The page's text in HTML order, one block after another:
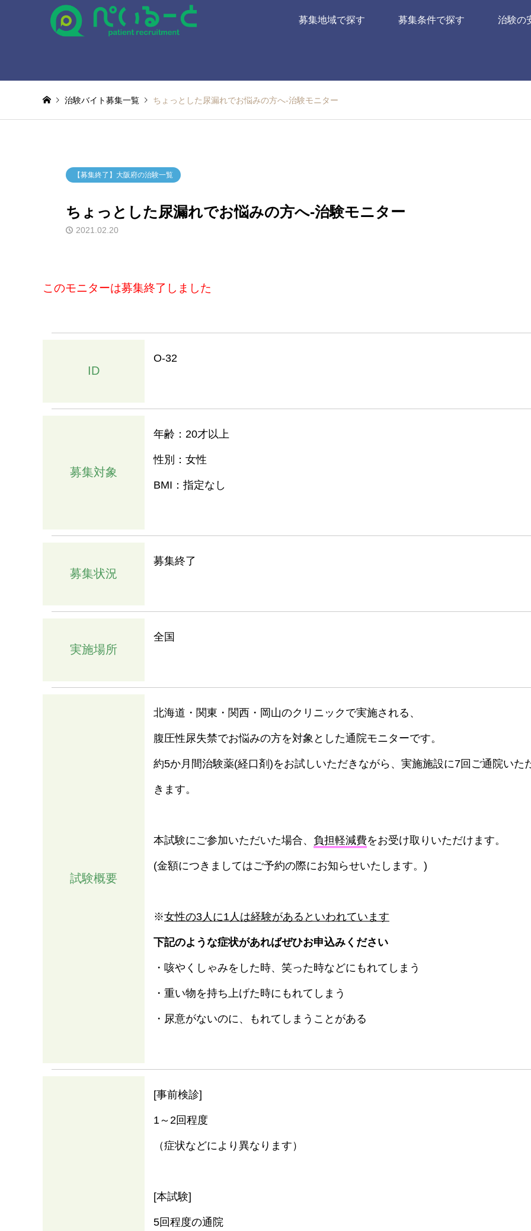
募集地域で探す 募集条件で探す 治験の
治験バイト募集一覧 ちょっとした尿漏れでお悩みの方へ-治験モニター
【募集終了】大阪府の治験一覧
ちょっとした尿漏れでお悩みの方へ-治験モニター
2021.02.20
このモニターは募集終了しました
ID
O-32
募集対象
年齢：20才以上
性別：女性
BMI：指定なし
募集状況
募集終了
実施場所
全国
試験概要
北海道・関東・関西・岡山のクリニックで実施される、
腹圧性尿失禁でお悩みの方を対象とした通院モニターです。
約5か月間治験薬(経口剤)をお試しいただきながら、実施施設に7回ご通院いた
きます。
本試験にご参加いただいた場合、 負担軽減費をお受け取りいただけます。
(金額につきましてはご予約の際にお知らせいたします。)
※女性の3人に1人は経験があるといわれています
下記のような症状があればぜひお申込みください
・咳やくしゃみをした時、笑った時などにもれてしまう
・重い物を持ち上げた時にもれてしまう
・尿意がないのに、もれてしまうことがある
[事前検診]
1～2回程度
（症状などにより異なります）
[本試験]
5回程度の通院